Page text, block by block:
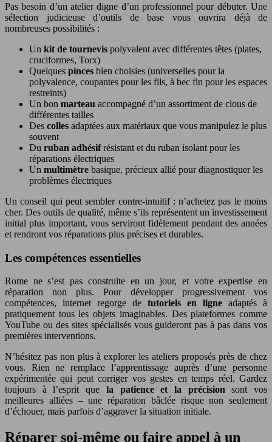
Pas besoin d’un atelier digne d’un professionnel pour débuter. Une
sélection judicieuse d’outils de base vous ouvrira déjà de
nombreuses possibilités :
Un kit de tournevis polyvalent avec différentes têtes (plates,
cruciformes, Torx)
Quelques pinces bien choisies (universelles pour la
polyvalence, coupantes pour les fils, à bec fin pour les espaces
restreints)
Un bon marteau accompagné d’un assortiment de clous de
différentes tailles
Des colles adaptées aux matériaux que vous manipulez le plus
souvent
Du ruban adhésifrésistant et du ruban isolant pour les
réparations électriques
Un multimètre basique, précieux allié pour diagnostiquer les
problèmes électriques
Un conseil qui peut sembler contre-intuitif : n’achetez pas le moins
cher. Des outils de qualité, même s’ils représentent un investissement
initial plus important, vous serviront fidèlement pendant des années
et rendront vos réparations plus précises et durables.
Les compétences essentielles
Rome ne s’est pas construite en un jour, et votre expertise en
réparation non plus. Pour développer progressivement vos
compétences, internet regorge de tutoriels en ligne adaptés à
pratiquement tous les objets imaginables. Des plateformes comme
YouTube ou des sites spécialisés vous guideront pas à pas dans vos
premières interventions.
N’hésitez pas non plus à explorer les ateliers proposés près de chez
vous. Rien ne remplace l’apprentissage auprès d’une personne
expérimentée qui peut corriger vos gestes en temps réel. Gardez
toujours à l’esprit que la patience et la précision sont vos
meilleures alliées – une réparation bâclée risque non seulement
d’échouer, mais parfois d’aggraver la situation initiale.
Réparer soi-même ou faire appel à un